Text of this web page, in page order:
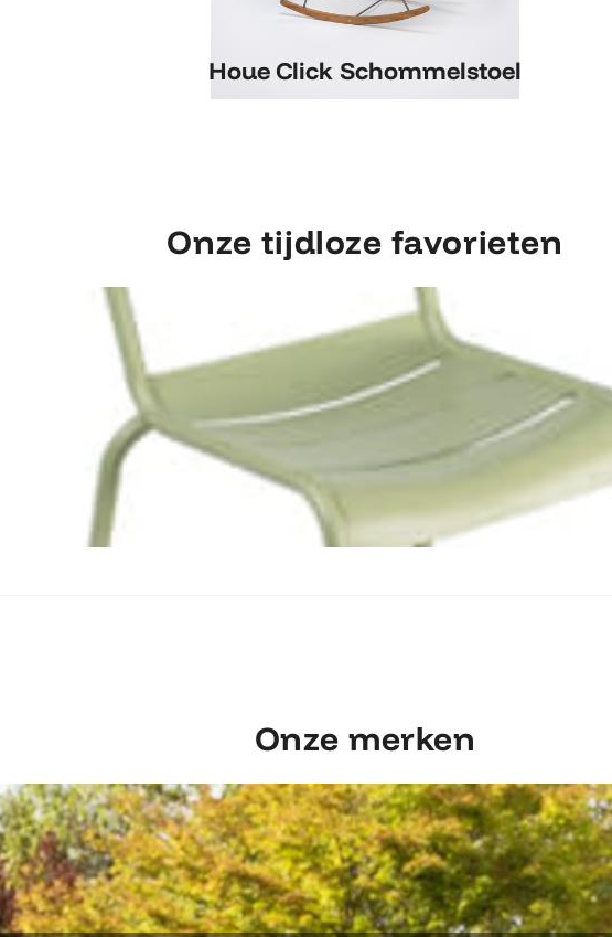
Houe Click Schommelstoel
Houe Click Schommelstoel
Onze tijdloze favorieten
Onze merken